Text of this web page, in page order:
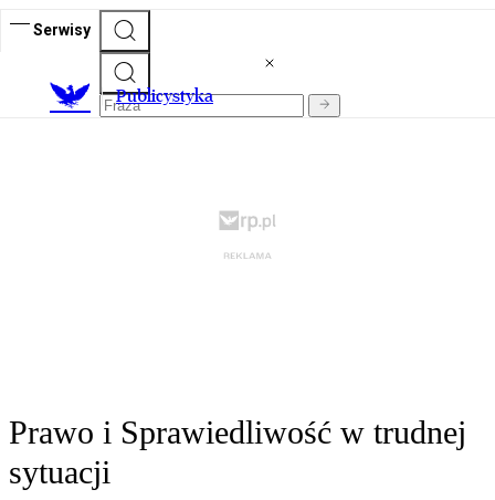
Serwisy
Publicystyka
Prawo i Sprawiedliwość w trudnej
sytuacji